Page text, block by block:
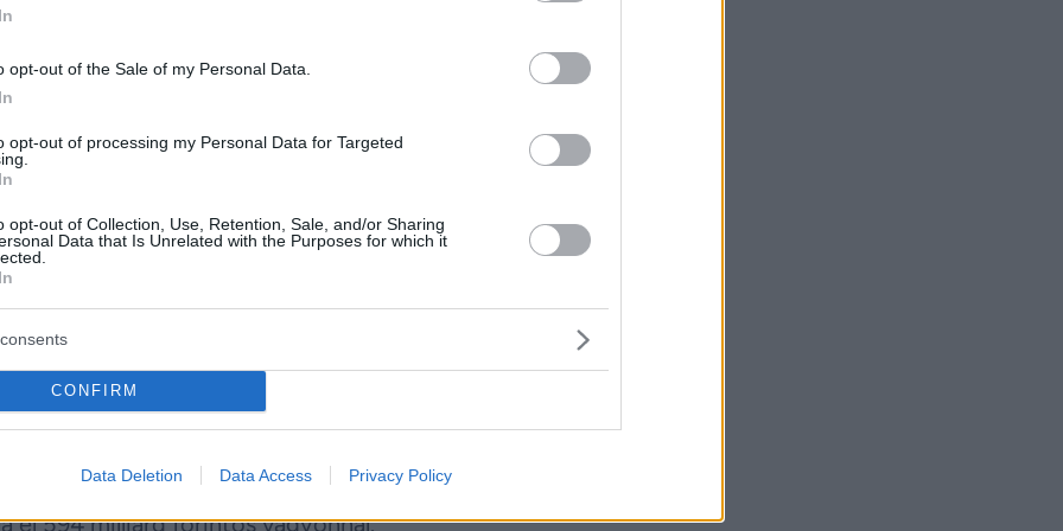
opt-out of the Sale of my Personal Data.
opt-out of processing my Personal Data for Targeted
opt-out of Collection, Use, Retention, Sale, and/or Sharing
Data that Is Unrelated with the Purposes for which it
CONFIRM
Data Deletion Data Access Privacy Policy
az energetikában és a pénzügyi szektorban is. Az
külföldi felvásárlás is hozzájárult vagyona
például közel 200 millió euró értékű nemzetközi
szerepel 935 milliárd forintos becsült vagyonnal.
több mint három évtizede meghatározó szereplője a
közé tartozik a Bonafarm-csoport, a KITE Zrt.,
a Magyar Labdarúgó Szövetség elnökeként és az
befolyással rendelkezik.
el 594 milliárd forintos vagyonnal.